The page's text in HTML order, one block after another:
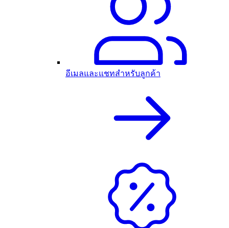
อีเมลและแชทสำหรับลูกค้า